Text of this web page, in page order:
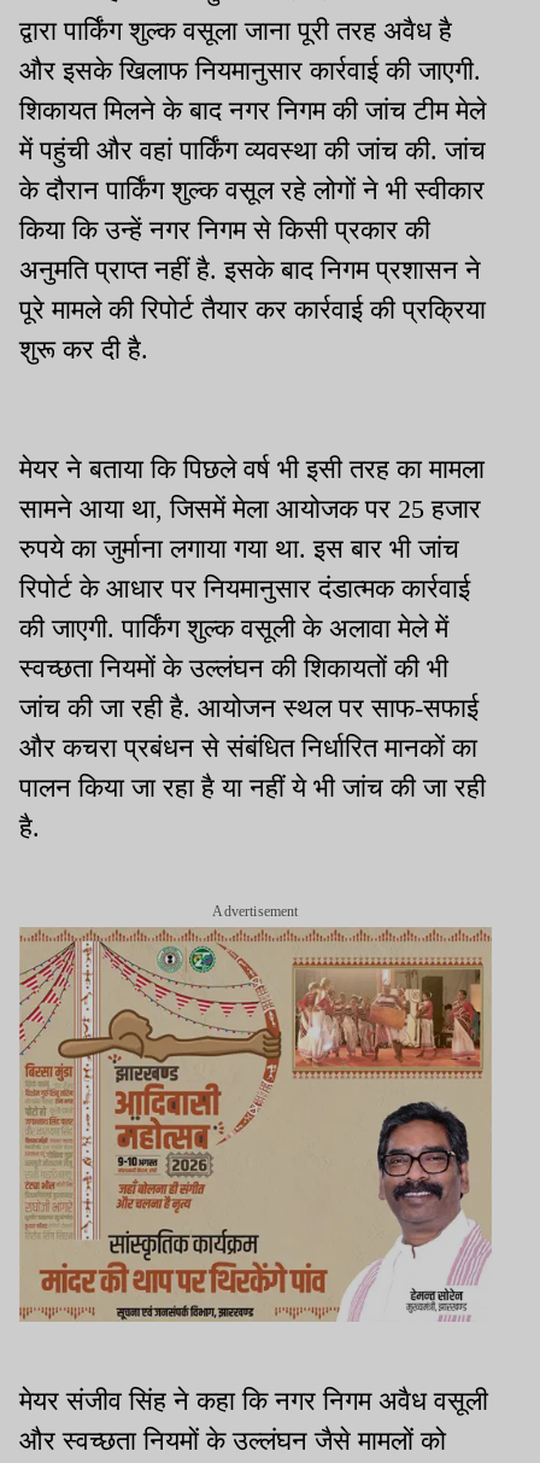
द्वारा पार्किंग शुल्क वसूला जाना पूरी तरह अवैध है
और इसके खिलाफ नियमानुसार कार्रवाई की जाएगी.
शिकायत मिलने के बाद नगर निगम की जांच टीम मेले
में पहुंची और वहां पार्किंग व्यवस्था की जांच की. जांच
के दौरान पार्किंग शुल्क वसूल रहे लोगों ने भी स्वीकार
किया कि उन्हें नगर निगम से किसी प्रकार की
अनुमति प्राप्त नहीं है. इसके बाद निगम प्रशासन ने
पूरे मामले की रिपोर्ट तैयार कर कार्रवाई की प्रक्रिया
शुरू कर दी है.
मेयर ने बताया कि पिछले वर्ष भी इसी तरह का मामला
सामने आया था, जिसमें मेला आयोजक पर 25 हजार
रुपये का जुर्माना लगाया गया था. इस बार भी जांच
रिपोर्ट के आधार पर नियमानुसार दंडात्मक कार्रवाई
की जाएगी. पार्किंग शुल्क वसूली के अलावा मेले में
स्वच्छता नियमों के उल्लंघन की शिकायतों की भी
जांच की जा रही है. आयोजन स्थल पर साफ-सफाई
और कचरा प्रबंधन से संबंधित निर्धारित मानकों का
पालन किया जा रहा है या नहीं ये भी जांच की जा रही
है.
Advertisement
मेयर संजीव सिंह ने कहा कि नगर निगम अवैध वसूली
और स्वच्छता नियमों के उल्लंघन जैसे मामलों को